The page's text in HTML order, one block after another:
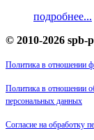
подробнее...
© 2010-2026 spb-
Политика в отношении
Политика в отношении
персональных данных
Согласие на обработку